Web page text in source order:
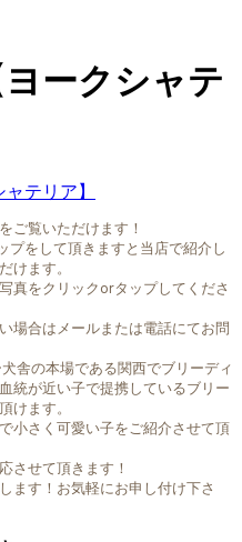
ークシャテ
テリア】
ご覧いただけます！
プをして頂きますと当店で紹介し
けます。
真をクリックorタップしてくださ
場合はメールまたは電話にてお問
舎の本場である関西でブリーディ
統が近い子で提携しているブリー
けます。
小さく可愛い子をご紹介させて頂
させて頂きます！
ます！お気軽にお申し付け下さ